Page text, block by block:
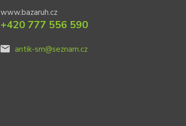
www.bazaruh.cz
+420 777 556 590
antik-sm@seznam.cz